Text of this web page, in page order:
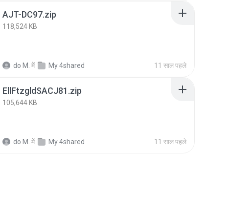
AJT-DC97.zip
118,524 KB
do M. में My 4shared 11 साल पहले
EllFtzgldSACJ81.zip
105,644 KB
do M. में My 4shared 11 साल पहले